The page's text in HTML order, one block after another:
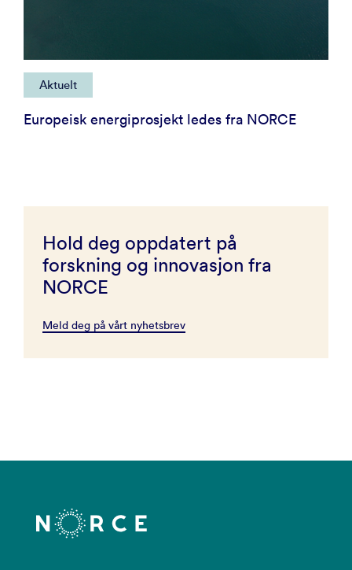
Aktuelt
Europeisk energiprosjekt ledes fra NORCE
Hold deg oppdatert på
forskning og innovasjon fra
NORCE
Meld deg på vårt nyhetsbrev